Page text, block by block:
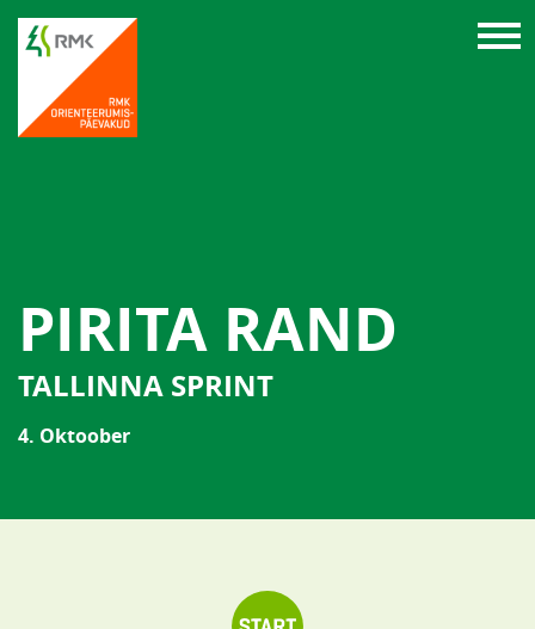
PIRITA RAND
TALLINNA SPRINT
4. Oktoober